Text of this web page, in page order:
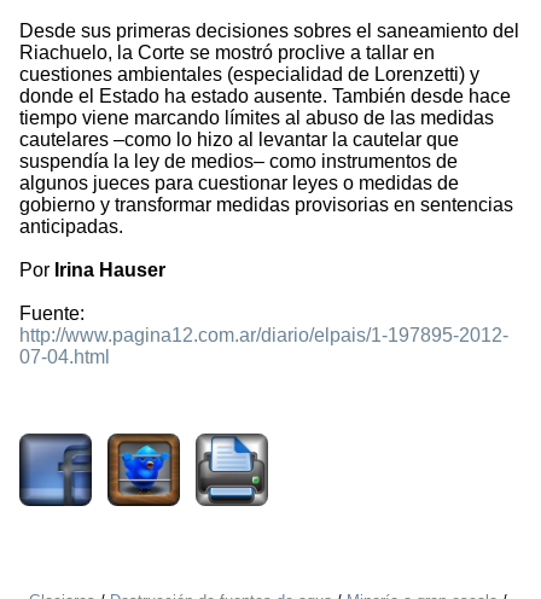
Desde sus primeras decisiones sobres el saneamiento del
Riachuelo, la Corte se mostró proclive a tallar en
cuestiones ambientales (especialidad de Lorenzetti) y
donde el Estado ha estado ausente. También desde hace
tiempo viene marcando límites al abuso de las medidas
cautelares –como lo hizo al levantar la cautelar que
suspendía la ley de medios– como instrumentos de
algunos jueces para cuestionar leyes o medidas de
gobierno y transformar medidas provisorias en sentencias
anticipadas.
Por Irina Hauser
Fuente:
http://www.pagina12.com.ar/diario/elpais/1-197895-2012-
07-04.html